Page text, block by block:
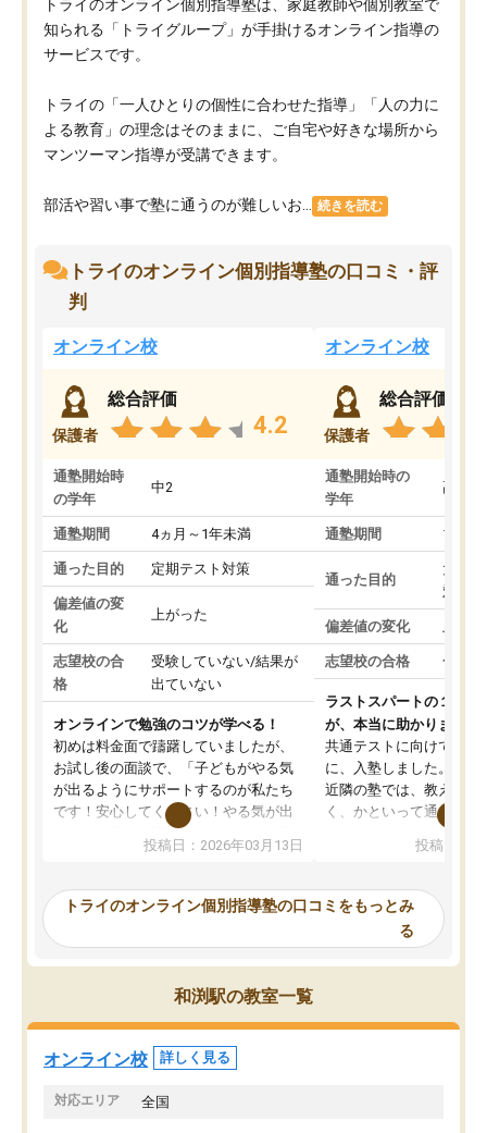
トライのオンライン個別指導塾は、家庭教師や個別教室で
知られる「トライグループ」が手掛けるオンライン指導の
サービスです。
トライの「一人ひとりの個性に合わせた指導」「人の力に
よる教育」の理念はそのままに、ご自宅や好きな場所から
マンツーマン指導が受講できます。
部活や習い事で塾に通うのが難しいお... 続きを読む
トライのオンライン個別指導塾の口コミ・評
判
オンライン校
保護者
総合評価
4.2
通塾開始時
の学年
中2
通塾期間 4ヵ月～1年未満
通った目的 定期テスト対策
偏差値の変
化
上がった
志望校の合
格
受験していない/結果が
出ていない
オンラインで勉強のコツが学べる！
初めは料金面で躊躇していましたが、
お試し後の面談で、「子どもがやる気
が出るようにサポートするのが私たち
です！安心してください！やる気が出
ないのは私たち講師の責任です」と言
ってくださり、確かに！と考えて、思
ったんですが、学生の先生から学ぶこ
み、徐々に成績が上がったらいいなと
思っていました。何が今足りないのか
を的確に指導いただき、子どももびっ
くりするほど楽しんでやる気を持って
塾を受けています。狙い通り、少しず
つ成績も上がり、苦手意識も無くなっ
てきたので、さらに苦手な数学も追加
でお願いしました。来年の高校受験に
投稿日：2026年03月13日
オンライン校
保護者
総合評価
通塾開始時の
学年
高3
通塾期間 1～3
通った目的
大学
対策
偏差値の変化 上が
志望校の合格 合格
ラストスパートの１か月
が、本当に助かりました
共通テストに向けての追
に、入塾しました。田舎
近隣の塾では、教えても
く、かといって通うには
可能なので本当に助か
らないところをピンポイ
頂いて、とてもわかり
していました。一生を
スト、多少お金がかかっ
投稿日：
トライのオンライン個別指導塾の口コミをもっとみ
る
和渕駅の教室一覧
オンライン校 詳しく見る
対応エリア 全国